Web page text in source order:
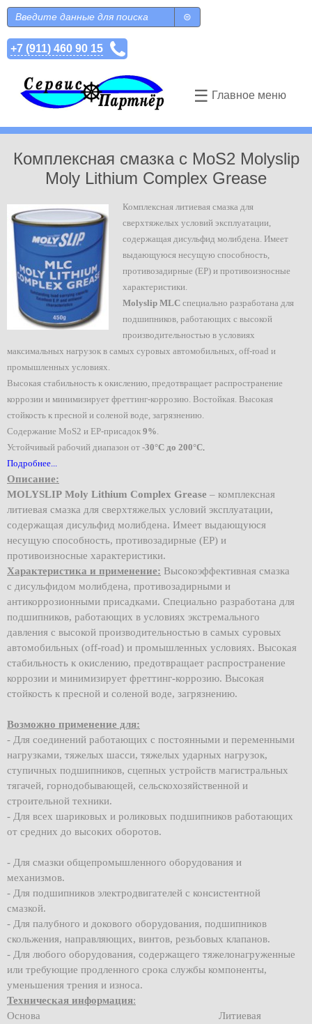
Перейти к основному содержанию
Форма поиска
Поиск
+7 (911) 460 90 15
☰ Главное меню
Комплексная смазка с MoS2 Molyslip
Moly Lithium Complex Grease
Комплексная литиевая смазка для
сверхтяжелых условий эксплуатации,
содержащая дисульфид молибдена. Имеет
выдающуюся несущую способность,
противозадирные (EP) и противоизносные
характеристики.
Molyslip MLC cпециально разработана для
подшипников, работающих с высокой
производительностью в условиях
максимальных нагрузок в самых суровых автомобильных, off-road и
промышленных условиях.
Высокая стабильность к окислению, предотвращает распространение
коррозии и минимизирует фреттинг-коррозию. Востойкая. Высокая
стойкость к пресной и соленой воде, загрязнению.
Содержание MoS2 и EP-присадок 9%.
Устойчивый рабочий диапазон от -30°C до 200°C.
Подробнее...
Описание:
MOLYSLIP Moly Lithium Complex Grease – комплексная
литиевая смазка для сверхтяжелых условий эксплуатации,
содержащая дисульфид молибдена. Имеет выдающуюся
несущую способность, противозадирные (EP) и
противоизносные характеристики.
Характеристика и применение: Высокоэффективная смазка
с дисульфидом молибдена, противозадирными и
антикоррозионными присадками. Специально разработана для
подшипников, работающих в условиях экстремального
давления с высокой производительностью в самых суровых
автомобильных (off-road) и промышленных условиях. Высокая
стабильность к окислению, предотвращает распространение
коррозии и минимизирует фреттинг-коррозию. Высокая
стойкость к пресной и соленой воде, загрязнению.
Возможно применение для:
- Для соединений работающих с постоянными и переменными
нагрузками, тяжелых шасси, тяжелых ударных нагрузок,
ступичных подшипников, сцепных устройств магистральных
тягачей, горнодобывающей, сельскохозяйственной и
строительной техники.
- Для всех шариковых и роликовых подшипников работающих
от средних до высоких оборотов.
- Для смазки общепромышленного оборудования и
механизмов.
- Для подшипников электродвигателей с консистентной
смазкой.
- Для палубного и докового оборудования, подшипников
скольжения, направляющих, винтов, резьбовых клапанов.
- Для любого оборудования, содержащего тяжелонагруженные
или требующие продленного срока службы компоненты,
уменьшения трения и износа.
Техническая информация:
Основа Литиевая